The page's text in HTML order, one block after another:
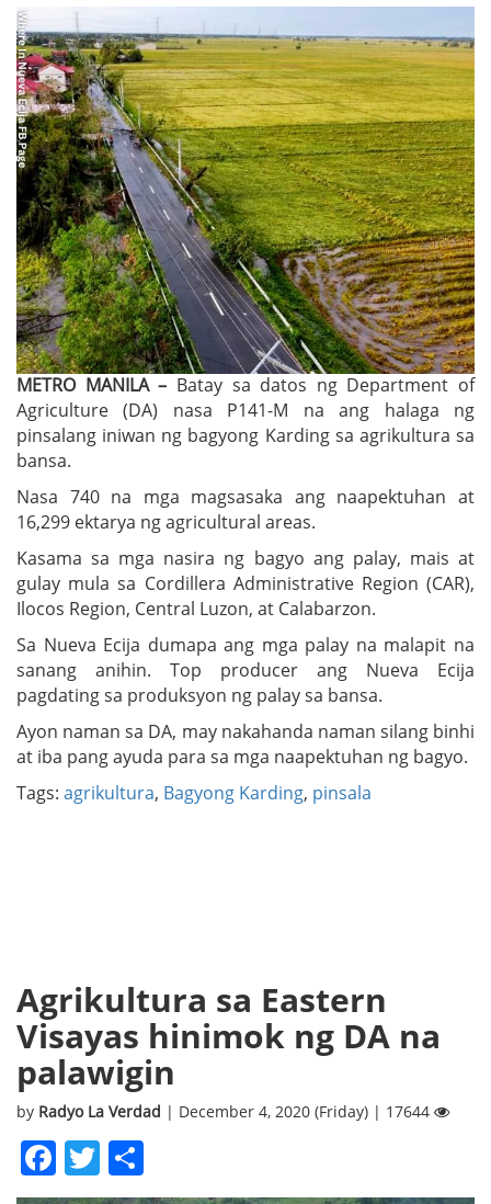
METRO MANILA – Batay sa datos ng Department of
Agriculture (DA) nasa P141-M na ang halaga ng
pinsalang iniwan ng bagyong Karding sa agrikultura sa
bansa.
Nasa 740 na mga magsasaka ang naapektuhan at
16,299 ektarya ng agricultural areas.
Kasama sa mga nasira ng bagyo ang palay, mais at
gulay mula sa Cordillera Administrative Region (CAR),
Ilocos Region, Central Luzon, at Calabarzon.
Sa Nueva Ecija dumapa ang mga palay na malapit na
sanang anihin. Top producer ang Nueva Ecija
pagdating sa produksyon ng palay sa bansa.
Ayon naman sa DA, may nakahanda naman silang binhi
at iba pang ayuda para sa mga naapektuhan ng bagyo.
Tags: agrikultura, Bagyong Karding, pinsala
Agrikultura sa Eastern
Visayas hinimok ng DA na
palawigin
by Radyo La Verdad | December 4, 2020 (Friday) | 17644
Facebook
Twitter